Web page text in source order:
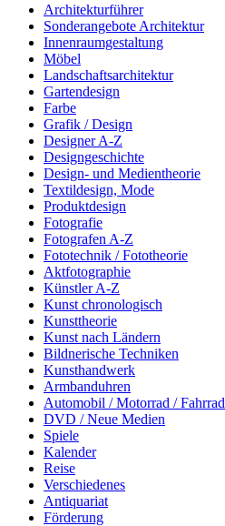
Architekturführer
Sonderangebote Architektur
Innenraumgestaltung
Möbel
Landschaftsarchitektur
Gartendesign
Farbe
Grafik / Design
Designer A-Z
Designgeschichte
Design- und Medientheorie
Textildesign, Mode
Produktdesign
Fotografie
Fotografen A-Z
Fototechnik / Fototheorie
Aktfotographie
Künstler A-Z
Kunst chronologisch
Kunsttheorie
Kunst nach Ländern
Bildnerische Techniken
Kunsthandwerk
Armbanduhren
Automobil / Motorrad / Fahrrad
DVD / Neue Medien
Spiele
Kalender
Reise
Verschiedenes
Antiquariat
Förderung